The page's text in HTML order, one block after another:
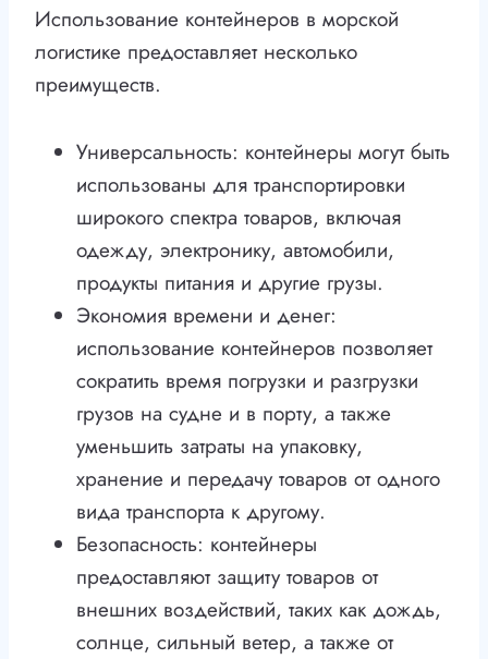
Использование контейнеров в морской
логистике предоставляет несколько
преимуществ.
Универсальность: контейнеры могут быть
использованы для транспортировки
широкого спектра товаров, включая
одежду, электронику, автомобили,
продукты питания и другие грузы.
Экономия времени и денег:
использование контейнеров позволяет
сократить время погрузки и разгрузки
грузов на судне и в порту, а также
уменьшить затраты на упаковку,
хранение и передачу товаров от одного
вида транспорта к другому.
Безопасность: контейнеры
предоставляют защиту товаров от
внешних воздействий, таких как дождь,
солнце, сильный ветер, а также от